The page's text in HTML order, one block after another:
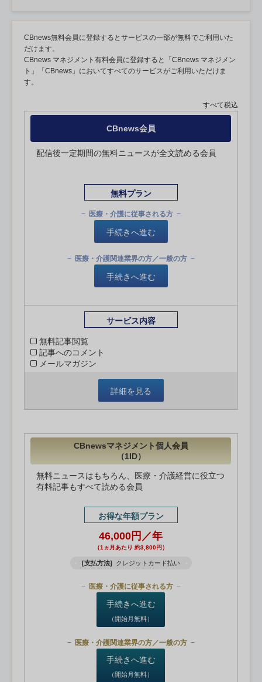
CBnews無料会員に登録するとサービスの一部が無料でご利用いた
だけます。
CBnews マネジメント有料会員に登録すると「CBnews マネジメン
ト」「CBnews」においてすべてのサービスがご利用いただけま
す。
すべて税込
CBnews会員
配信後一定期間の無料ニュースが全文読める会員
無料プラン
医療・介護に従事される方
手続きへ進む
医療・介護関連業界の方／一般の方
手続きへ進む
サービス内容
無料記事閲覧
記事へのコメント
メールマガジン
詳細を見る
CBnewsマネジメント個人会員
（1ID）
無料ニュースはもちろん、医療・介護経営に役立つ
有料記事もすべて読める会員
お得な年額プラン
46,000円／年
（1ヵ月あたり 約3,800円）
[支払方法] クレジットカード払い
医療・介護に従事される方
手続きへ進む
（開始月無料）
医療・介護関連業界の方／一般の方
手続きへ進む
（開始月無料）